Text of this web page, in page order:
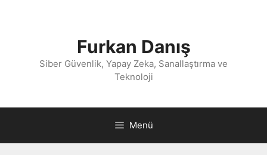
Furkan Danış
Siber Güvenlik, Yapay Zeka, Sanallaştırma ve
Teknoloji
Menü